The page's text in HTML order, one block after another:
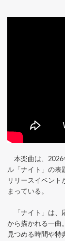
本楽曲は、2026
ル「ナイト」の表
リリースイベント
まっている。
「ナイト」は、
から描かれる一曲
見つめる時間や特